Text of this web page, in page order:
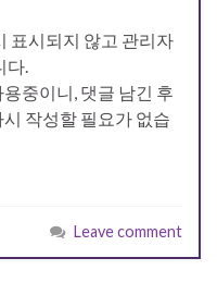
표시되지 않고 관리자
다.
중이니, 댓글 남긴 후
작성할 필요가 없습
Leave comment